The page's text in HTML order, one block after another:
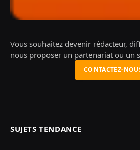
Vous souhaitez devenir rédacteur,
nous proposer un partenariat ou un
CONTACTEZ-
SUJETS TENDANCE